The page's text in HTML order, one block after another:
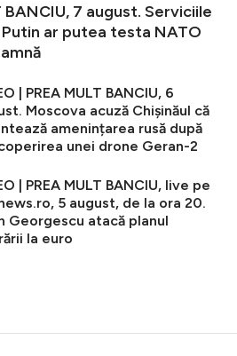
BANCIU, 7 august. Serviciile
ar putea testa NATO
| PREA MULT BANCIU, 6
Moscova acuză Chișinăul că
amenințarea rusă după
unei drone Geran-2
| PREA MULT BANCIU, live pe
5 august, de la ora 20.
Georgescu atacă planul
la euro